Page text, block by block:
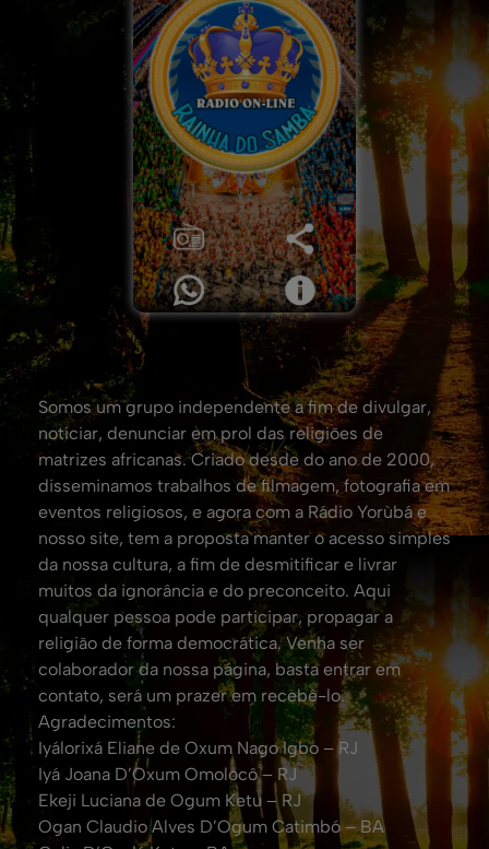
Somos um grupo independente a fim de divulgar,
noticiar, denunciar em prol das religiões de
matrizes africanas. Criado desde do ano de 2000,
disseminamos trabalhos de filmagem, fotografia em
eventos religiosos, e agora com a Rádio Yorùbá e
nosso site, tem a proposta manter o acesso simples
da nossa cultura, a fim de desmitificar e livrar
muitos da ignorância e do preconceito. Aqui
qualquer pessoa pode participar, propagar a
religião de forma democrática. Venha ser
colaborador da nossa página, basta entrar em
contato, será um prazer em recebê-lo.
Agradecimentos:
Iyálorixá Eliane de Oxum Nago Igbo – RJ
Iyá Joana D’Oxum Omolocô – RJ
Ekeji Luciana de Ogum Ketu – RJ
Ogan Claudio Alves D’Ogum Catimbó – BA